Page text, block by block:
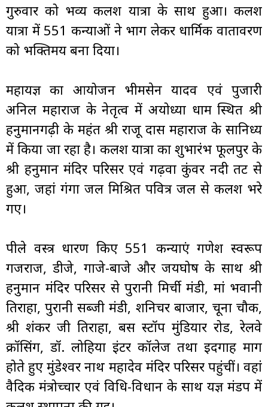
गुरुवार को भव्य कलश यात्रा के साथ हुआ। कलश
यात्रा में 551 कन्याओं ने भाग लेकर धार्मिक वातावरण
को भक्तिमय बना दिया।
महायज्ञ का आयोजन भीमसेन यादव एवं पुजारी
अनिल महाराज के नेतृत्व में अयोध्या धाम स्थित श्री
हनुमानगढ़ी के महंत श्री राजू दास महाराज के सानिध्य
में किया जा रहा है। कलश यात्रा का शुभारंभ फूलपुर के
श्री हनुमान मंदिर परिसर एवं गढ़वा कुंवर नदी तट से
हुआ, जहां गंगा जल मिश्रित पवित्र जल से कलश भरे
गए।
पीले वस्त्र धारण किए 551 कन्याएं गणेश स्वरूप
गजराज, डीजे, गाजे-बाजे और जयघोष के साथ श्री
हनुमान मंदिर परिसर से पुरानी मिर्ची मंडी, मां भवानी
तिराहा, पुरानी सब्जी मंडी, शनिचर बाजार, चूना चौक,
श्री शंकर जी तिराहा, बस स्टॉप मुंडियार रोड, रेलवे
क्रॉसिंग, डॉ. लोहिया इंटर कॉलेज तथा ईदगाह मार्ग
होते हुए मुंडेश्वर नाथ महादेव मंदिर परिसर पहुंचीं। वहां
वैदिक मंत्रोच्चार एवं विधि-विधान के साथ यज्ञ मंडप में